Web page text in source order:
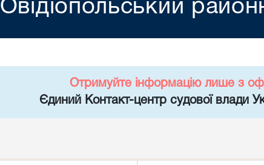
Овідіопольський
Отримуйте інформацію лише з
Єдиний Контакт-центр судової влади